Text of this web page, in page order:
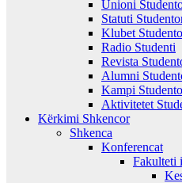
Unioni
Statuti
Klubet
Radio Studenti
Revista
Alumni
Kampi
Aktivitetet
Kërkimi Shkencor
Shkenca
Konferencat
Fakulteti